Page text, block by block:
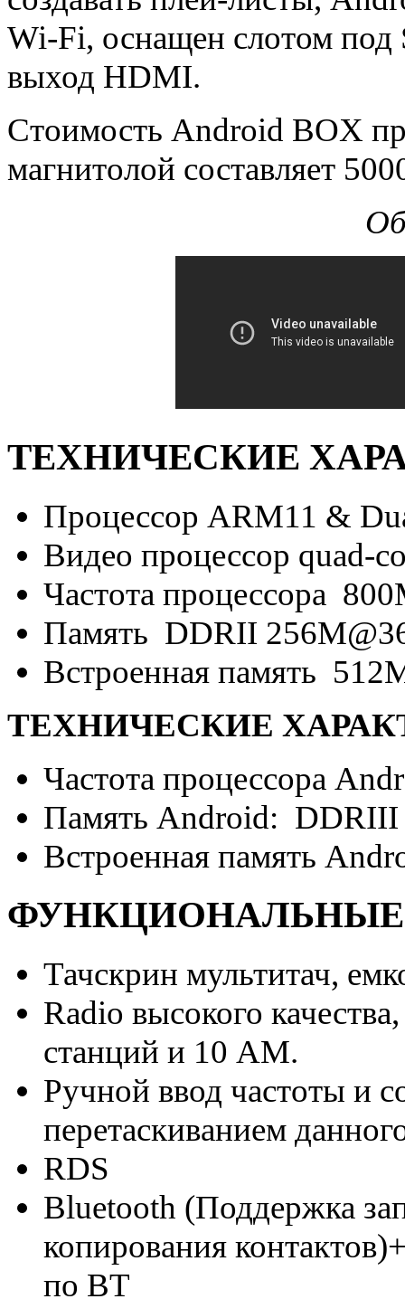
Wi-Fi, оснащен слотом под
выход HDMI.
Стоимость Android BOX
магнитолой составляет
ТЕХНИЧЕСКИЕ
Процессор ARM11 &
Видео процессор quad-
Частота процессора
Память DDRII
Встроенная память
ТЕХНИЧЕСКИЕ
Частота процессора
Память Android: DDRIII
Встроенная память
ФУНКЦИОНАЛЬНЫЕ
Тачскрин мультитач,
Radio высокого
станций и 10 АМ.
Ручной ввод частоты и
перетаскиванием
RDS
Bluetooth (Поддержка
копирования
по BT